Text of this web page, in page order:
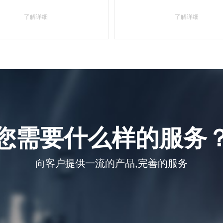
了解详细 了解详细
需要什么样的服务
向客户提供一流的产品,完善的服务